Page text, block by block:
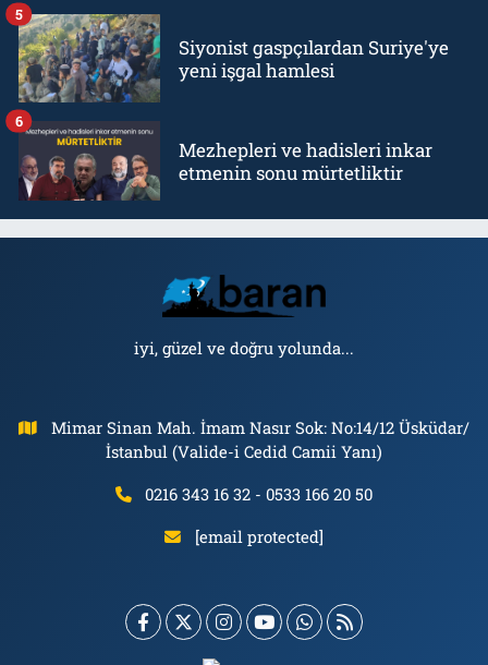
Siyonist gaspçılardan Suriye'ye
yeni işgal hamlesi
5
Mezhepleri ve hadisleri inkar
etmenin sonu mürtetliktir
6
iyi, güzel ve doğru yolunda...
Mimar Sinan Mah. İmam Nasır Sok: No:14/12 Üsküdar/
İstanbul (Valide-i Cedid Camii Yanı)
0216 343 16 32 - 0533 166 20 50
[email protected]